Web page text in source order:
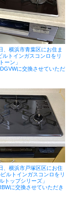
、横浜市青葉区にお住ま
ルトインガスコンロをリ
ーン」
に交換させていただ
、横浜市戸塚区区にお住
ルトインガスコンロをリ
トップシリーズ」
に交換させていただき